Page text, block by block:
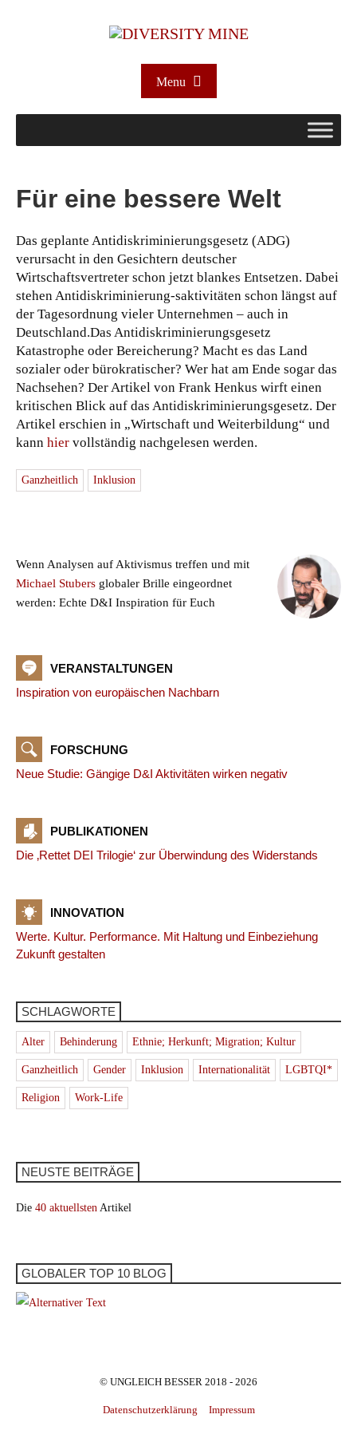
Menu
Für eine bessere Welt
Das geplante Antidiskriminierungsgesetz (ADG)
verursacht in den Gesichtern deutscher
Wirtschaftsvertreter schon jetzt blankes Entsetzen. Dabei
stehen Antidiskriminierung-saktivitäten schon längst auf
der Tagesordnung vieler Unternehmen – auch in
Deutschland.Das Antidiskriminierungsgesetz
Katastrophe oder Bereicherung? Macht es das Land
sozialer oder bürokratischer? Wer hat am Ende sogar das
Nachsehen? Der Artikel von Frank Henkus wirft einen
kritischen Blick auf das Antidiskriminierungsgesetz. Der
Artikel erschien in „Wirtschaft und Weiterbildung“ und
kann hier vollständig nachgelesen werden.
Ganzheitlich Inklusion
Wenn Analysen auf Aktivismus treffen und mit
Michael Stubers globaler Brille eingeordnet
werden: Echte D&I Inspiration für Euch
VERANSTALTUNGEN
Inspiration von europäischen Nachbarn
FORSCHUNG
Neue Studie: Gängige D&I Aktivitäten wirken negativ
PUBLIKATIONEN
Die ‚Rettet DEI Trilogie‘ zur Überwindung des Widerstands
INNOVATION
Werte. Kultur. Performance. Mit Haltung und Einbeziehung
Zukunft gestalten
SCHLAGWORTE
Alter Behinderung Ethnie; Herkunft; Migration; Kultur
Ganzheitlich Gender Inklusion Internationalität LGBTQI*
Religion Work-Life
NEUSTE BEITRÄGE
Die 40 aktuellsten Artikel
GLOBALER TOP 10 BLOG
© UNGLEICH BESSER 2018 - 2026
Datenschutzerklärung Impressum